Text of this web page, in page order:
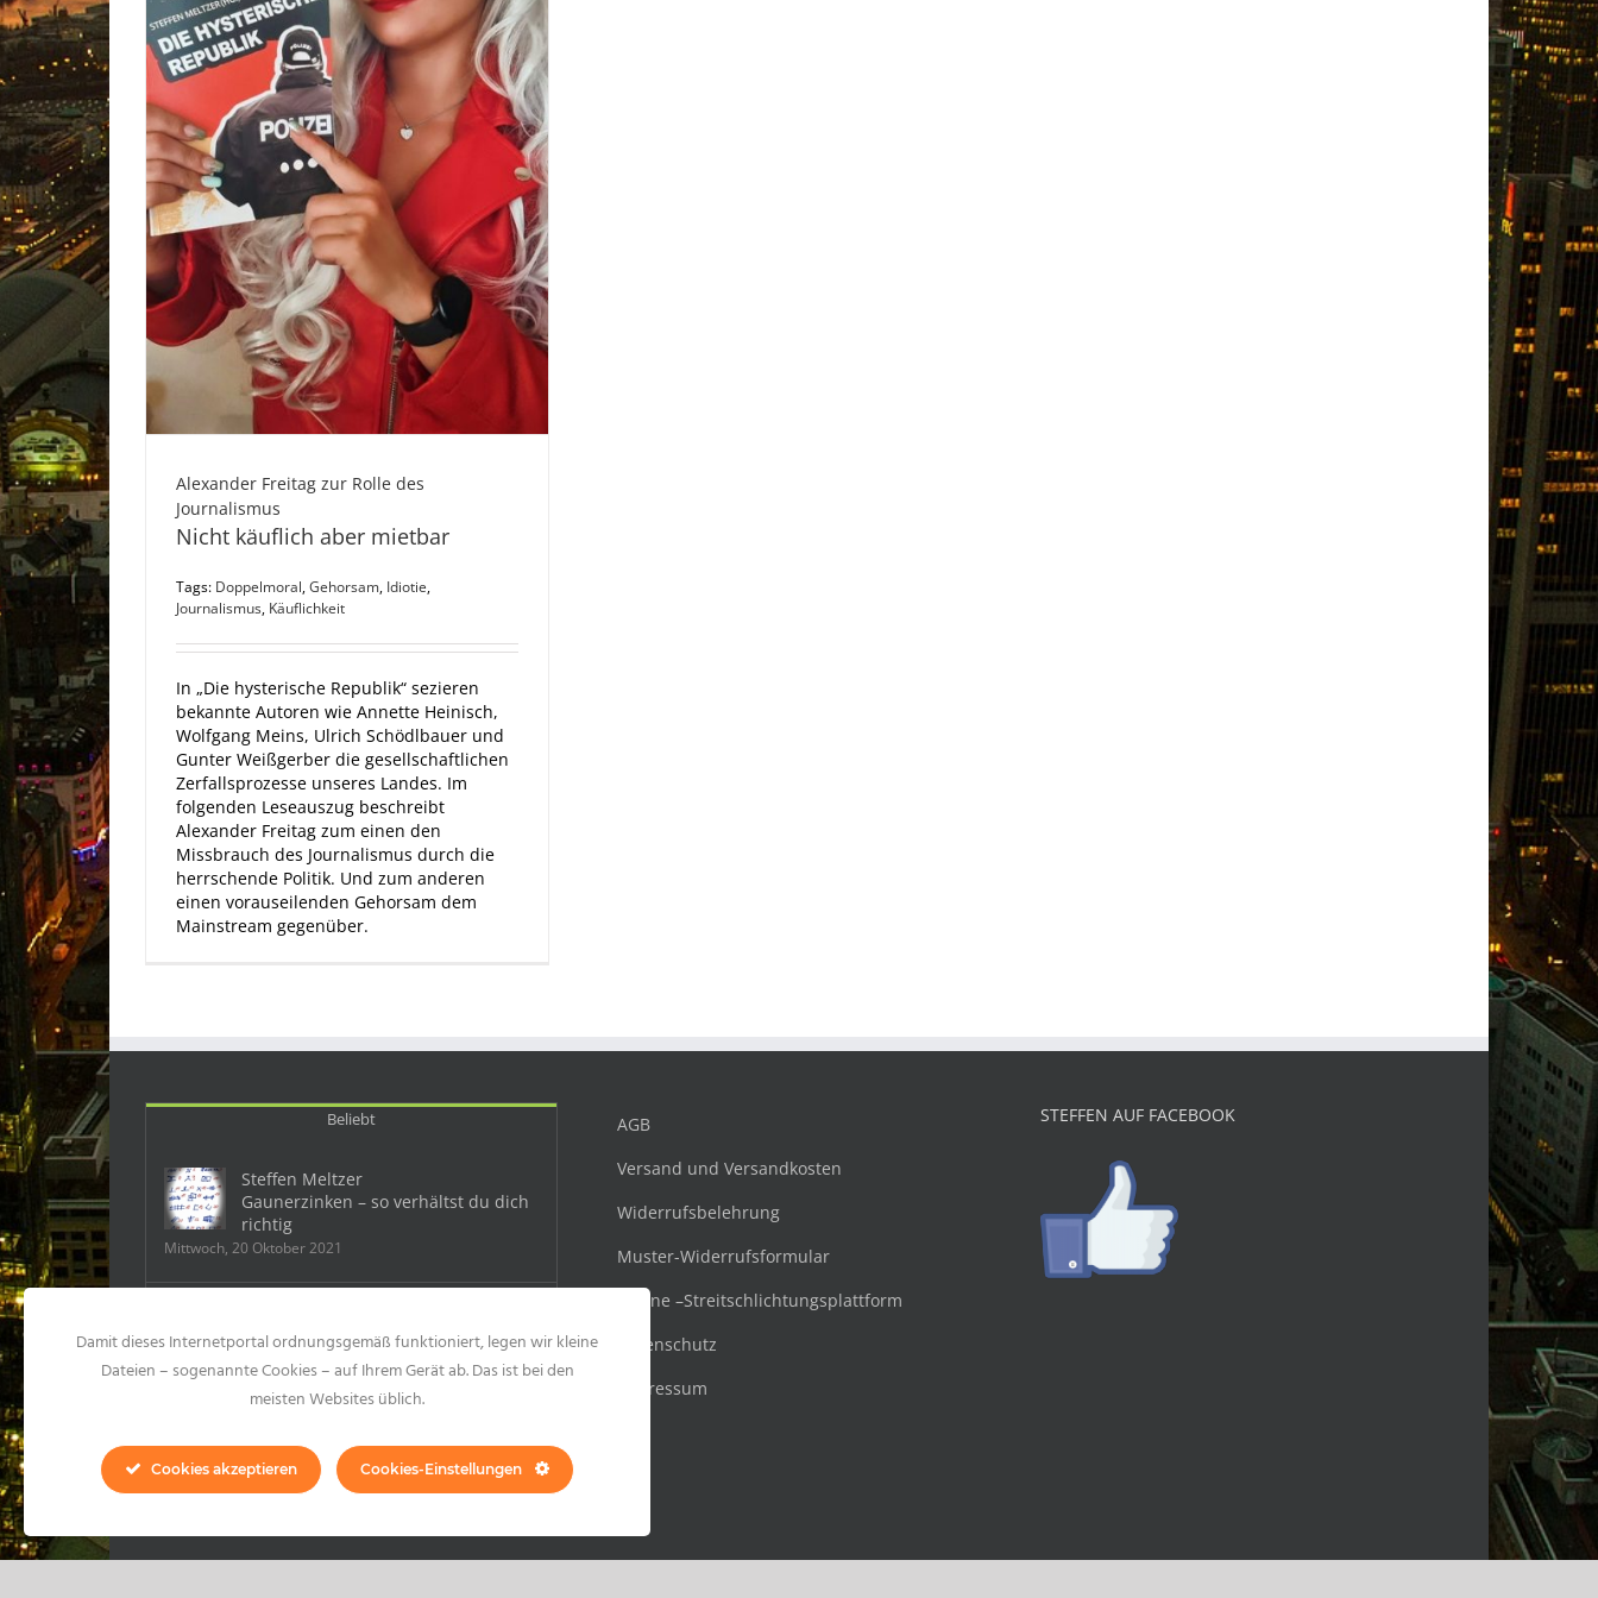
Alexander Freitag zur Rolle des
Journalismus
Nicht käuflich aber mietbar
Tags: Doppelmoral,Gehorsam, Idiotie,
Journalismus, Käuflichkeit
In „Die hysterische Republik“ sezieren
bekannte Autoren wie Annette Heinisch,
Wolfgang Meins, Ulrich Schödlbauer und
Gunter Weißgerber die gesellschaftlichen
Zerfallsprozesse unseres Landes. Im
folgenden Leseauszug beschreibt
Alexander Freitag zum einen den
Missbrauch des Journalismus durch die
herrschende Politik. Und zum anderen
einen vorauseilenden Gehorsam dem
Mainstream gegenüber.
Beliebt
Steffen Meltzer
Gaunerzinken – so verhältst du dich
richtig
Mittwoch, 20 Oktober 2021
dem Chef 500 000 Euro
Samstag, 23 Mai 2015
konkrete Mobbinghandlungen
Montag, 20 Juli 2020
AGB
Versand und Versandkosten
Widerrufsbelehrung
Muster-Widerrufsformular
Online –Streitschlichtungsplattform
Datenschutz
Impressum
STEFFEN AUF FACEBOOK
Damit dieses Internetportal ordnungsgemäß funktioniert, legen wir kleine
Dateien – sogenannte Cookies – auf Ihrem Gerät ab. Das ist bei den
meisten Websites üblich.
Cookies akzeptieren Cookies-Einstellungen